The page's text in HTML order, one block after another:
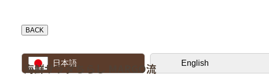
BACK
日本語 English
海鮮サラダちらし MARGO流